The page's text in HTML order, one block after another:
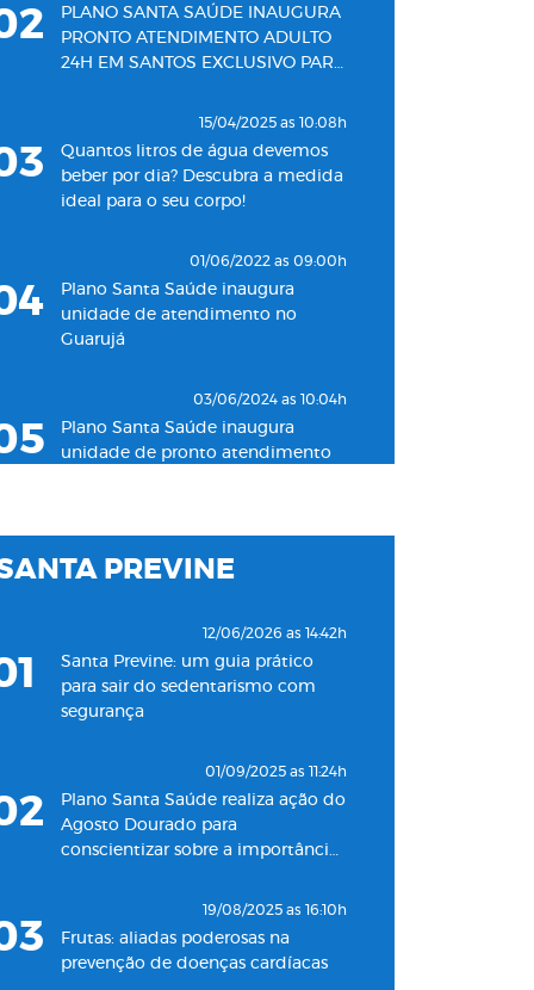
PLANO SANTA SAÚDE INAUGURA
PRONTO ATENDIMENTO ADULTO
24H EM SANTOS EXCLUSIVO PARA
15/04/2025 as 10:08h
Quantos litros de água devemos
beber por dia? Descubra a medida
ideal para o seu corpo!
01/06/2022 as 09:00h
Plano Santa Saúde inaugura
unidade de atendimento no
Guarujá
03/06/2024 as 10:04h
Plano Santa Saúde inaugura
unidade de pronto atendimento
19/11/2022 as 09:53h
Plano Santa Saúde inaugura
Clínica Santa Saúde inaugurará
Santa Saúde Consultas inaugura
nova unidade de coleta
PREVINE
12/06/2026 as 14:42h
Santa Previne: um guia prático
para sair do sedentarismo com
segurança
01/09/2025 as 11:24h
Plano Santa Saúde realiza ação do
Agosto Dourado para
conscientizar sobre a importância
19/08/2025 as 16:10h
Frutas: aliadas poderosas na
prevenção de doenças cardíacas